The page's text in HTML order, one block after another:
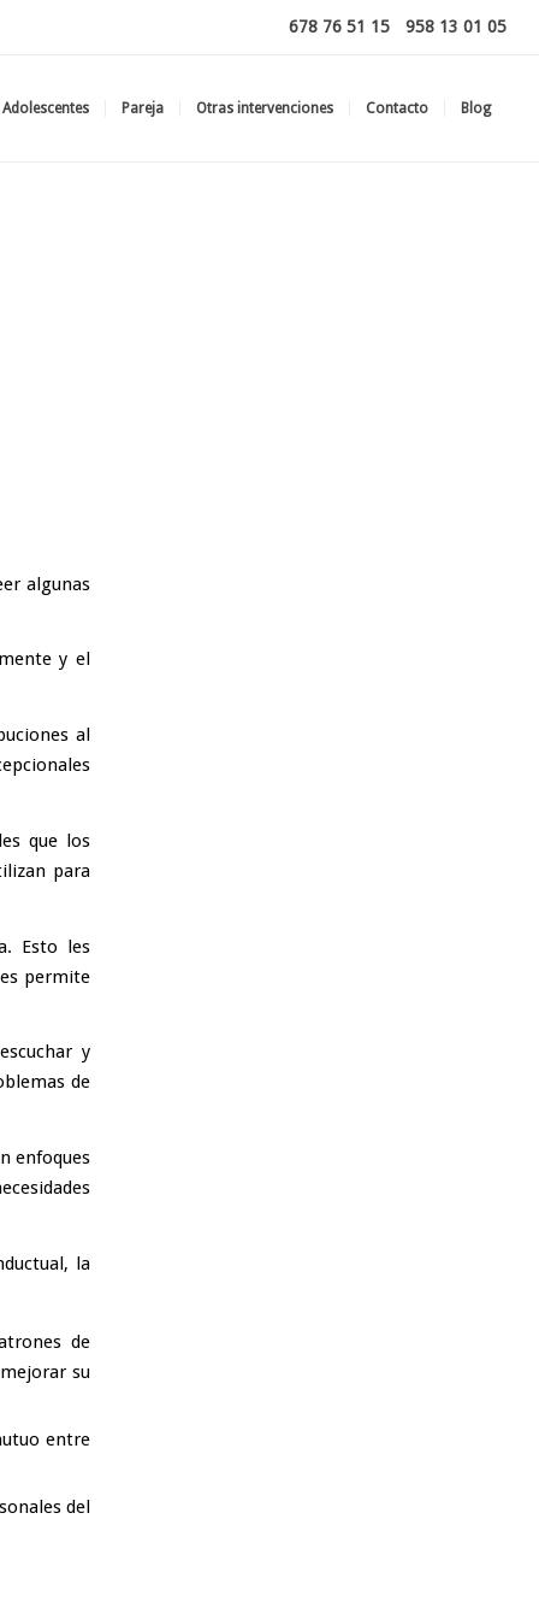
678 76 51 15 -958 13 01 05
Adolescentes Pareja Otras intervenciones Contacto Blog
algunas
y el
al
que los
para
Esto les
permite
y
de
enfoques
la
de
su
entre
del